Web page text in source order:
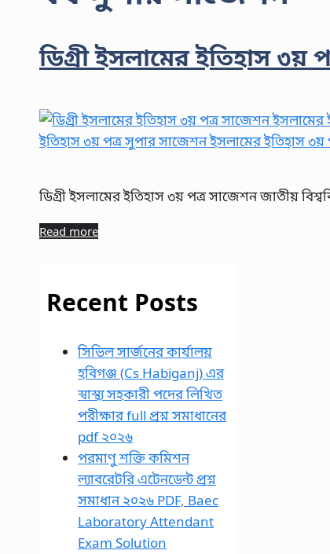
ডিগ্রী ইসলামের ইতিহাস ৩য়
ডিগ্রী ইসলামের ইতিহাস ৩য় পত্র সাজেশন জাতীয়
Read more
Recent Posts
সিভিল সার্জনের কার্যালয়
হবিগঞ্জ (Cs Habiganj) এর
স্বাস্থ্য সহকারী পদের লিখিত
পরীক্ষার full প্রশ্ন সমাধানের
pdf ২০২৬
পরমাণু শক্তি কমিশন
ল্যাবরেটরি এটেনডেন্ট প্রশ্ন
সমাধান ২০২৬ PDF, Baec
Laboratory Attendant
Exam Solution